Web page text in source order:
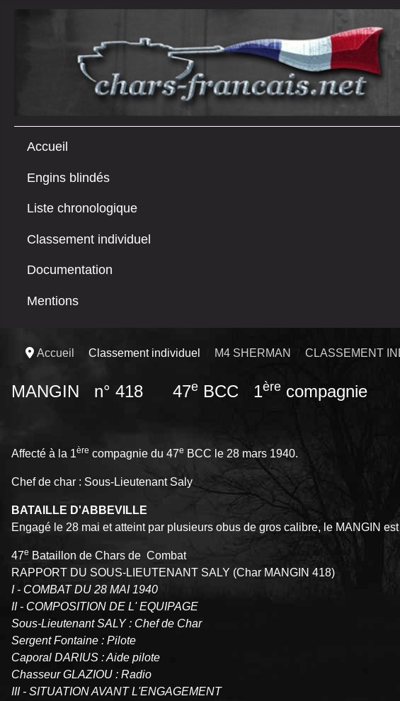
Accueil
Engins blindés
Liste chronologique
Classement individuel
Documentation
Mentions
Accueil Classement individuel M4 SHERMAN CLASSEMENT
MANGIN n° 418 47e BCC 1ère compagnie
Affecté à la 1ère compagnie du 47e BCC le 28 mars 1940.
Chef de char : Sous-Lieutenant Saly
BATAILLE D'ABBEVILLE
Engagé le 28 mai et atteint par plusieurs obus de gros calibre, le MANGIN
47e Bataillon de Chars de
RAPPORT DU SOUS-LIEUTENANT SALY (Char MANGIN 418)
I - COMBAT DU 28 MAI 1940
II - COMPOSITION DE L' EQUIPAGE
Sous-Lieutenant SALY : Chef de Char
Sergent Fontaine : Pilote
Caporal DARIUS : Aide pilote
Chasseur GLAZIOU : Radio
III - SITUATION AVANT L'ENGAGEMENT